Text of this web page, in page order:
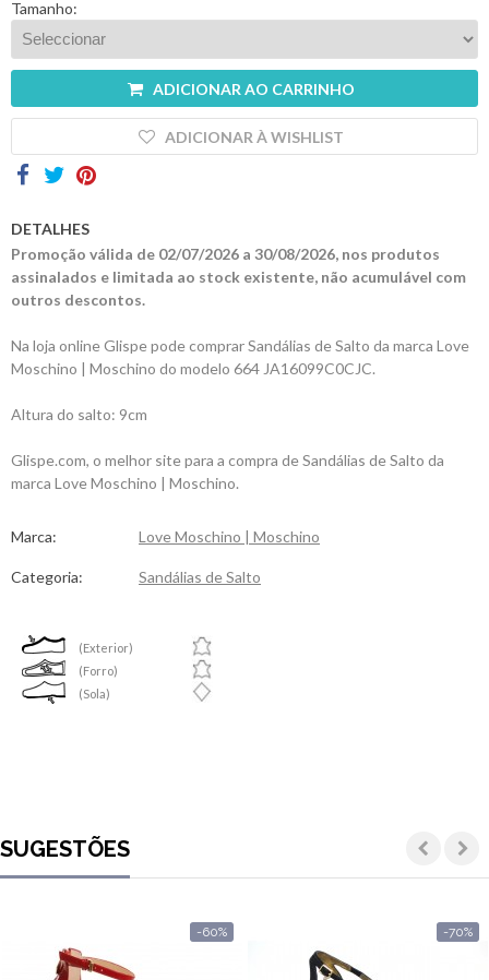
Tamanho:
ADICIONAR AO CARRINHO
ADICIONAR À WISHLIST
DETALHES
Promoção válida de 02/07/2026 a 30/08/2026, nos produtos
assinalados e limitada ao stock existente, não acumulável com
outros descontos.
Na loja online Glispe pode comprar Sandálias de Salto da marca Love
Moschino | Moschino do modelo 664 JA16099C0CJC.
Altura do salto: 9cm
Glispe.com, o melhor site para a compra de Sandálias de Salto da
marca Love Moschino | Moschino.
Marca: Love Moschino | Moschino
Categoria: Sandálias de Salto
(Exterior)
(Forro)
(Sola)
SUGESTÕES
-60% -70%